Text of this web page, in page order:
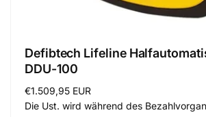
Defibtech Lifeline
DDU-100
Normaler
Preis
€1.509,95 EUR
Die Ust. wird während des